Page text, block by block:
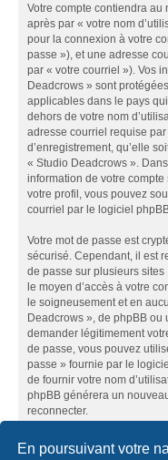
En poursuivant votre
Votre compte contiendra
après par « votre nom
pour la connexion à votre
passe »), et une adresse
par « votre courriel »). Vos
Deadcrows » sont
applicables dans le pays
dehors de votre nom
adresse courriel requise
d’enregistrement, qu’elle
« Studio Deadcrows ».
information de votre
votre profil, vous pouvez
courriel par le logiciel
Votre mot de passe est
sécurisé. Cependant, il est
de passe sur plusieurs sites
le moyen d’accès à votre
le soigneusement et en
Deadcrows », de phpBB ou
demander légitimement
de passe, vous pouvez
passe » fournie par le
de fournir votre nom
phpBB générera un
reconnecter.